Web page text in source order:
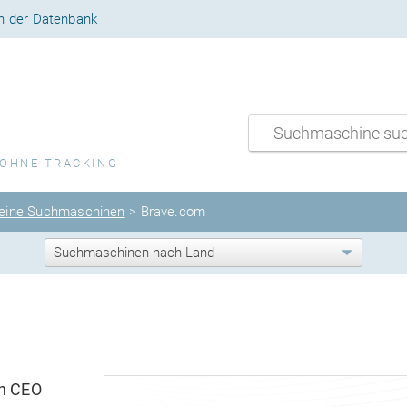
der Datenbank
TRACKING
Suchmaschinen > Brave.com
CEO